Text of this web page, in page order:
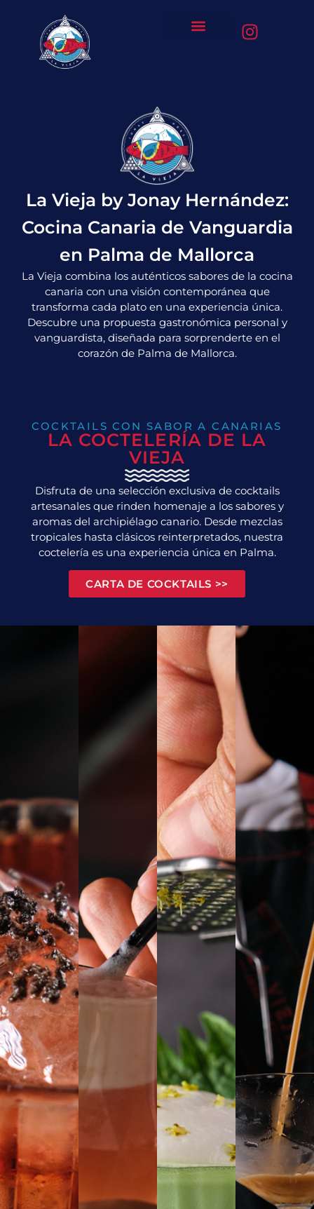
La Vieja by Jonay Hernández:
Cocina Canaria de Vanguardia
en Palma de Mallorca
La Vieja combina los auténticos sabores de la cocina
canaria con una visión contemporánea que
transforma cada plato en una experiencia única.
Descubre una propuesta gastronómica personal y
vanguardista, diseñada para sorprenderte en el
corazón de Palma de Mallorca.
COCKTAILS CON SABOR A CANARIAS
LA COCTELERÍA DE LA
VIEJA
Disfruta de una selección exclusiva de cocktails
artesanales que rinden homenaje a los sabores y
aromas del archipiélago canario. Desde mezclas
tropicales hasta clásicos reinterpretados, nuestra
coctelería es una experiencia única en Palma.
CARTA DE COCKTAILS >>